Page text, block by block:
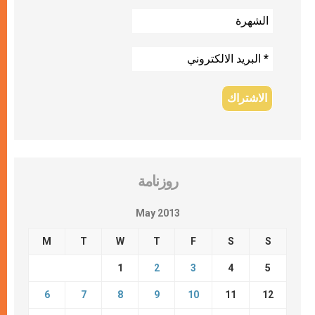
روزنامة
May 2013
M T W T F S S
1 2 3 4 5
6 7 8 9 10 11 12